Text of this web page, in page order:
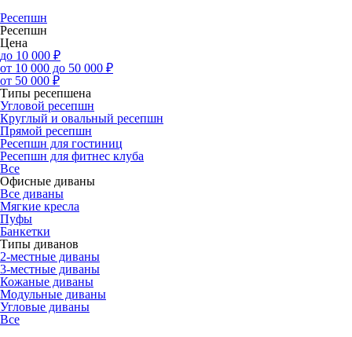
Ресепшн
Ресепшн
Цена
до 10 000 ₽
от 10 000 до 50 000 ₽
от 50 000 ₽
Типы ресепшена
Угловой ресепшн
Круглый и овальный ресепшн
Прямой ресепшн
Ресепшн для гостиниц
Ресепшн для фитнес клуба
Все
Офисные диваны
Все диваны
Мягкие кресла
Пуфы
Банкетки
Типы диванов
2-местные диваны
3-местные диваны
Кожаные диваны
Модульные диваны
Угловые диваны
Все